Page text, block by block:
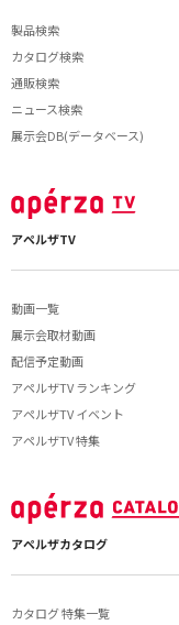
製品検索
カタログ検索
通販検索
ニュース検索
展示会DB(データベース)
アペルザTV
動画一覧
展示会取材動画
配信予定動画
アペルザTV ランキング
アペルザTV イベント
アペルザTV 特集
アペルザカタログ
カタログ 特集一覧